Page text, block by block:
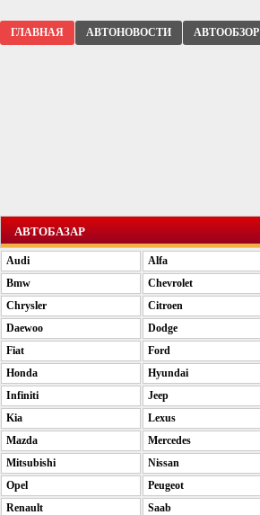
ГЛАВНАЯ АВТОНОВОСТИ АВТООБЗОР
АВТОБАЗАР
Audi
Alfa
Bmw
Chevrolet
Chrysler
Citroen
Daewoo
Dodge
Fiat
Ford
Honda
Hyundai
Infiniti
Jeep
Kia
Lexus
Mazda
Mercedes
Mitsubishi
Nissan
Opel
Peugeot
Renault
Saab